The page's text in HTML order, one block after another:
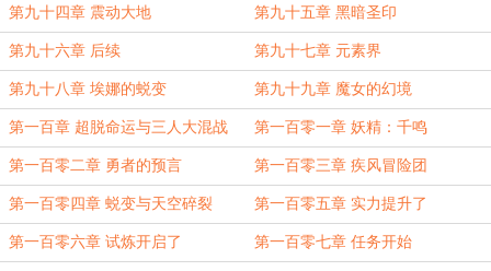
第九十四章 震动大地 第九十五章 黑暗圣印
第九十六章 后续 第九十七章 元素界
第九十八章 埃娜的蜕变 第九十九章 魔女的幻境
第一百章 超脱命运与三人大混战 第一百零一章 妖精：千鸣
第一百零二章 勇者的预言 第一百零三章 疾风冒险团
第一百零四章 蜕变与天空碎裂 第一百零五章 实力提升了
第一百零六章 试炼开启了 第一百零七章 任务开始